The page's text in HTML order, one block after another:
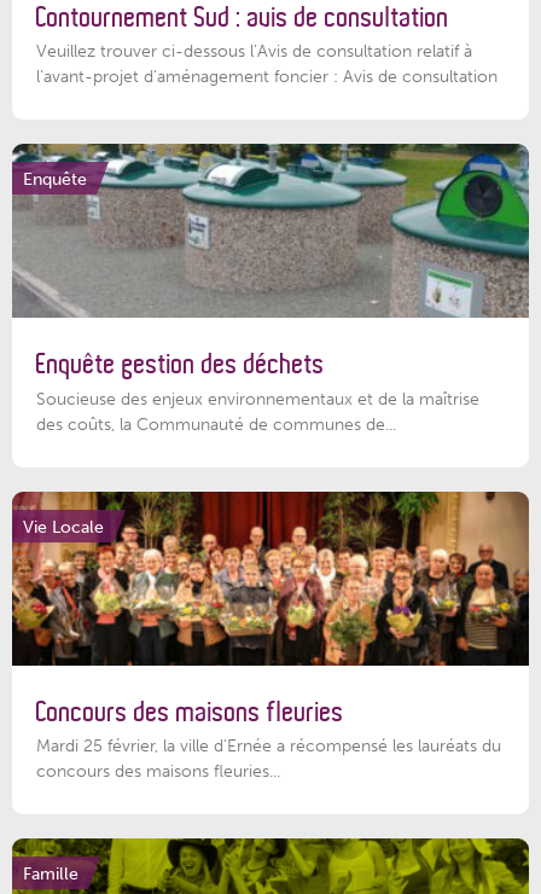
Contournement Sud : avis de consultation
Veuillez trouver ci-dessous l’Avis de consultation relatif à
l'avant-projet d'aménagement foncier : Avis de consultation
Enquête
Enquête gestion des déchets
Soucieuse des enjeux environnementaux et de la maîtrise
des coûts, la Communauté de communes de...
Vie Locale
Concours des maisons fleuries
Mardi 25 février, la ville d'Ernée a récompensé les lauréats du
concours des maisons fleuries...
Famille